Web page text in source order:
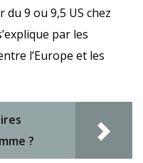
9 ou 9,5 US chez
par les
l’Europe et les
?